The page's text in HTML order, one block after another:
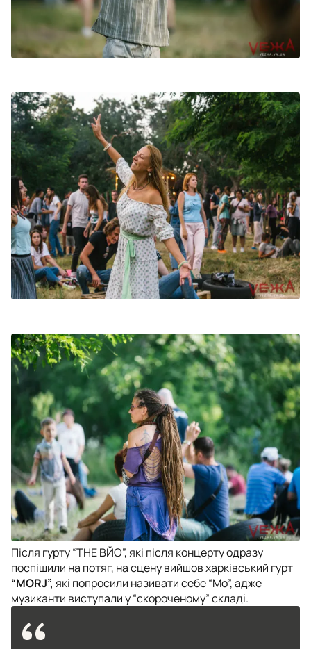
Після гурту “THE ВЙО”, які після концерту одразу
поспішили на потяг, на сцену вийшов харківський гурт
“MORJ”, які попросили називати себе “Мо”, адже
музиканти виступали у “скороченому” складі.